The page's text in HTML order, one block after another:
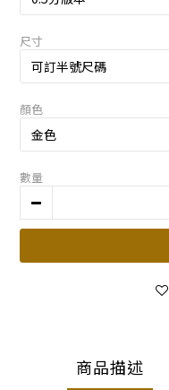
尺寸
顏色
數量
商品描述